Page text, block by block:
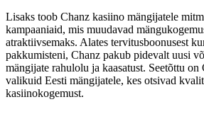
Lisaks toob Chanz kasiino mängijatele
kampaaniaid, mis muudavad
atraktiivsemaks. Alates tervitusboonusest
pakkumisteni, Chanz pakub pidevalt uusi
mängijate rahulolu ja kaasatust. Seetõttu on
valikuid Eesti mängijatele, kes otsivad
kasiinokogemust.